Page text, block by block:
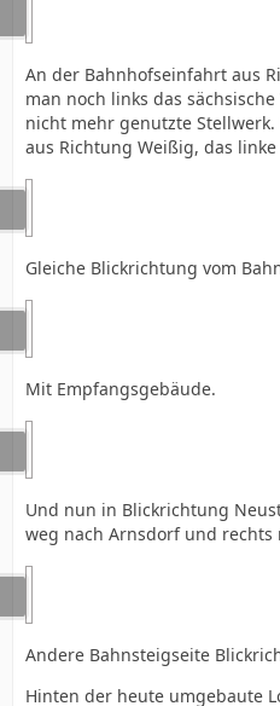
An der Bahnhofseinfahrt aus
man noch links das
nicht mehr genutzte Stellwerk.
aus Richtung Weißig, das linke
Gleiche Blickrichtung vom
Mit Empfangsgebäude.
Und nun in Blickrichtung
weg nach Arnsdorf und
Andere Bahnsteigseite
Hinten der heute umgebaute